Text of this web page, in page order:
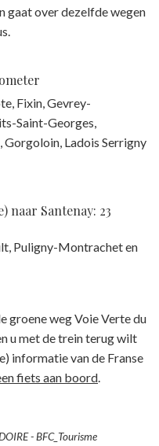
gaat over dezelfde wegen
Fixin, Gevrey-
Saint-Georges,
Gorgoloin, Ladois Serrigny
naar Santenay: 23
Puligny-Montrachet en
groene weg Voie Verte du
u met de trein terug wilt
informatie van de Franse
fiets aan boord
- BFC_Tourisme